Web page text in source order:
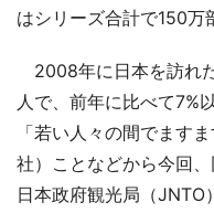
はシリーズ合計で150万
2008年に日本を訪れ
人で、前年に比べて7%
「若い人々の間でます
社）ことなどから今回
日本政府観光局（JNTO